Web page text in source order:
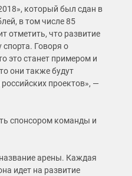
который был сдан в
в том числе 85
отметить, что развитие
Говоря о
это станет примером и
они также будут
проектов», —
спонсором команды и
арены. Каждая
идет на развитие